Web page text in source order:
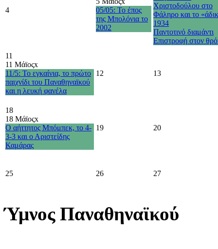
4
05/05: Το έπος
της Μπολόνια το
2002
Χριστοδούλου στο
Φάληρο και το
1934
Παντοτινό διαμάντι
Επιστροφή στον
11
11 Μάϊοςx
11/5: Το εγκαίνια, το πρώτο
παιχνίδι του Παναθηναϊκού
και η λευκή φανέλα
12 13
18
18 Μάϊοςx
Ο αήττητος Μπόμπεκ, το 4-
3-3 και ο Αριστείδης
Καμάρας
19 20
25 26 27
Ύμνος Παναθηναϊκού